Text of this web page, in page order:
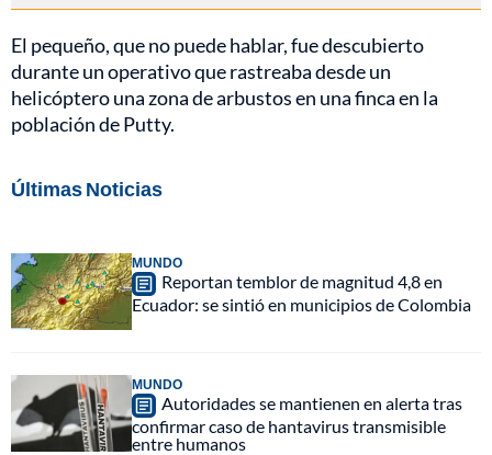
El pequeño, que no puede hablar, fue descubierto
durante un operativo que rastreaba desde un
helicóptero una zona de arbustos en una finca en la
población de Putty.
Últimas Noticias
MUNDO
Reportan temblor de magnitud 4,8 en
Ecuador: se sintió en municipios de Colombia
MUNDO
Autoridades se mantienen en alerta tras
confirmar caso de hantavirus transmisible
entre humanos